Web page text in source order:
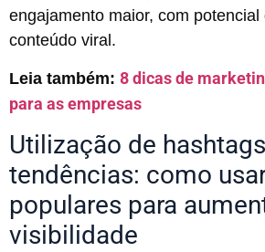
engajamento maior, com potencial
conteúdo viral.
Leia também: 8 dicas de
para as empresas
Utilização de
tendências: como
populares para
visibilidade